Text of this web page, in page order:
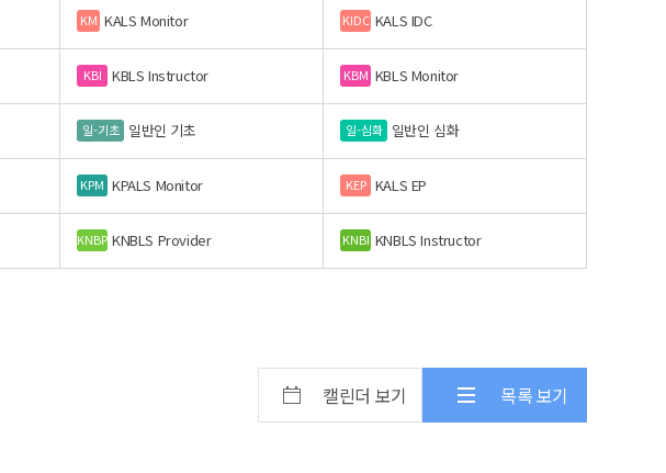
KM KALS Monitor KIDC KALS IDC
KBI KBLS Instructor KBM KBLS Monitor
일-기초 일반인 기초 일-심화 일반인 심화
KPM KPALS Monitor KEP KALS EP
KNBP KNBLS Provider KNBI KNBLS Instructor
캘린더 보기 목록 보기